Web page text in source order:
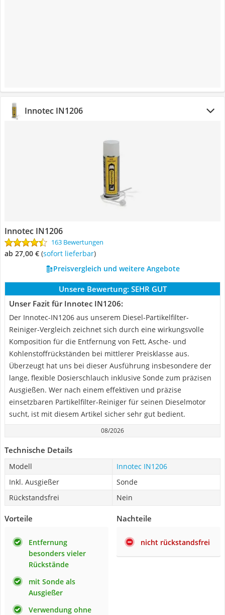
Innotec IN1206
Innotec IN1206
163 Bewertungen
ab 27,00 € ( Sofort lieferbar)
Preisvergleich und weitere Angebote
Unsere Bewertung: SEHR GUT
Unser Fazit für Innotec IN1206:
Der Innotec-IN1206 aus unserem Diesel-Partikelfilter-
Reiniger-Vergleich zeichnet sich durch eine wirkungsvolle
Komposition für die Entfernung von Fett, Asche- und
Kohlenstoffrückständen bei mittlerer Preisklasse aus.
Überzeugt hat uns bei dieser Ausführung insbesondere der
lange, flexible Dosierschlauch inklusive Sonde zum präzisen
Ausgießen. Wer nach einem effektiven und präzise
einsetzbaren Partikelfilter-Reiniger für seinen Dieselmotor
sucht, ist mit diesem Artikel sicher sehr gut bedient.
08/2026
Technische Details
Modell
Innotec IN1206
Inkl. Ausgießer
Sonde
Rückstandsfrei
Nein
Vorteile
Entfernung
besonders vieler
Rückstände
mit Sonde als
Ausgießer
Verwendung ohne
Nachteile
nicht rückstandsfrei